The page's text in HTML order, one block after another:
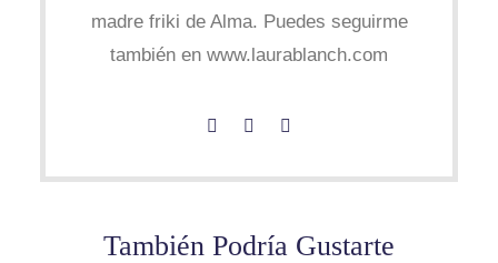
madre friki de Alma. Puedes seguirme
también en www.laurablanch.com
También Podría Gustarte